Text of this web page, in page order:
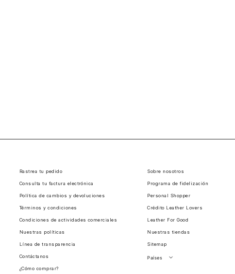
Rastrea tu pedido
Consulta tu factura electrónica
Política de cambios y devoluciones
Términos y condiciones
Condiciones de actividades comerciales
Nuestras políticas
Línea de transparencia
Contáctanos
¿Cómo comprar?
Sobre nosotros
Programa de fidelización
Personal Shopper
Crédito Leather Lovers
Leather For Good
Nuestras tiendas
Sitemap
Países